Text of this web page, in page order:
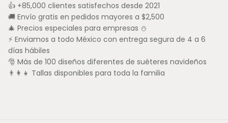
👍 +85,000 clientes satisfechos desde 2021
🚚 Envío gratis en pedidos mayores a $2,500
🎄 Precios especiales para empresas ⛄
⚡ Enviamos a todo México con entrega segura de 4 a 6
días hábiles
🎅 Más de 100 diseños diferentes de suéteres navideños
👨‍👩‍👧 Tallas disponibles para toda la familia